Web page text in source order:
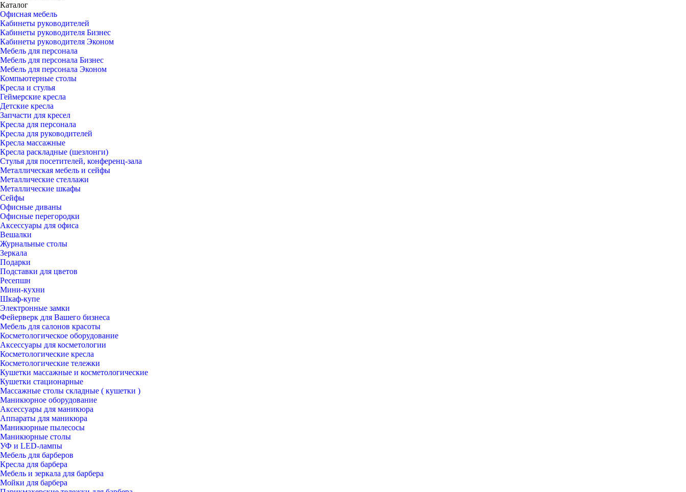
Каталог
Офисная мебель
Кабинеты руководителей
Кабинеты руководителя Бизнес
Кабинеты руководителя Эконом
Мебель для персонала
Мебель для персонала Бизнес
Мебель для персонала Эконом
Компьютерные столы
Кресла и стулья
Геймерские кресла
Детские кресла
Запчасти для кресел
Кресла для персонала
Кресла для руководителей
Кресла массажные
Кресла раскладные (шезлонги)
Стулья для посетителей, конференц-зала
Металлическая мебель и сейфы
Металлические стеллажи
Металлические шкафы
Сейфы
Офисные диваны
Офисные перегородки
Аксессуары для офиса
Вешалки
Журнальные столы
Зеркала
Подарки
Подставки для цветов
Ресепшн
Мини-кухни
Шкаф-купе
Электронные замки
Фейерверк для Вашего бизнеса
Мебель для салонов красоты
Косметологическое оборудование
Аксессуары для косметологии
Косметологические кресла
Косметологические тележки
Кушетки массажные и косметологические
Кушетки стационарные
Массажные столы складные ( кушетки )
Маникюрное оборудование
Аксессуары для маникюра
Аппараты для маникюра
Маникюрные пылесосы
Маникюрные столы
УФ и LED-лампы
Мебель для барберов
Кресла для барбера
Мебель и зеркала для барбера
Мойки для барбера